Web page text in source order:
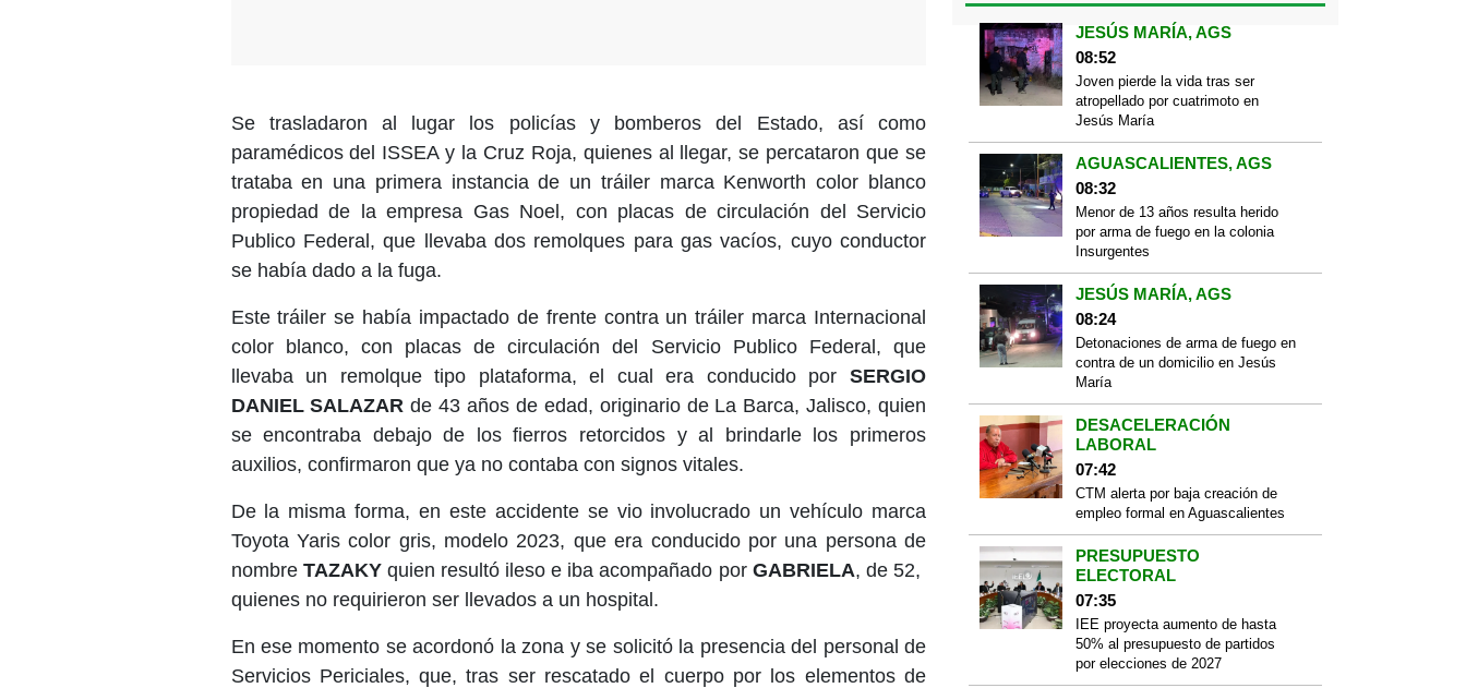
Se trasladaron al lugar los policías y bomberos del Estado, así como
paramédicos del ISSEA y la Cruz Roja, quienes al llegar, se percataron que se
trataba en una primera instancia de un tráiler marca Kenworth color blanco
propiedad de la empresa Gas Noel, con placas de circulación del Servicio
Publico Federal, que llevaba dos remolques para gas vacíos, cuyo conductor
se había dado a la fuga.
Este tráiler se había impactado de frente contra un tráiler marca Internacional
color blanco, con placas de circulación del Servicio Publico Federal, que
llevaba un remolque tipo plataforma, el cual era conducido por SERGIO
DANIEL SALAZAR de 43 años de edad, originario de La Barca, Jalisco, quien
se encontraba debajo de los fierros retorcidos y al brindarle los primeros
auxilios, confirmaron que ya no contaba con signos vitales.
De la misma forma, en este accidente se vio involucrado un vehículo marca
Toyota Yaris color gris, modelo 2023, que era conducido por una persona de
nombre TAZAKYquien resultó ileso e iba acompañado por GABRIELA, de 52,
quienes no requirieron ser llevados a un hospital.
En ese momento se acordonó la zona y se solicitó la presencia del personal de
Servicios Periciales, que, tras ser rescatado el cuerpo por los elementos de
JESÚS MARÍA, AGS
08:52
Joven pierde la vida tras ser
atropellado por cuatrimoto en
Jesús María
AGUASCALIENTES, AGS
08:32
Menor de 13 años resulta herido
por arma de fuego en la colonia
Insurgentes
JESÚS MARÍA, AGS
08:24
Detonaciones de arma de fuego en
contra de un domicilio en Jesús
María
DESACELERACIÓN
LABORAL
07:42
CTM alerta por baja creación de
empleo formal en Aguascalientes
PRESUPUESTO
ELECTORAL
07:35
IEE proyecta aumento de hasta
50% al presupuesto de partidos
por elecciones de 2027